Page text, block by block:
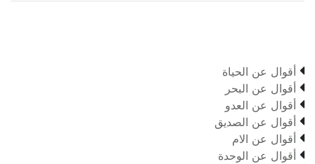
 أقوال عن الحياة
 أقوال عن البحر
 أقوال عن العدو
 أقوال عن الصديق
 أقوال عن الام
 أقوال عن الوحدة